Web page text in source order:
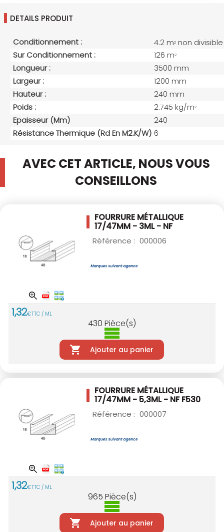
DETAILS PRODUIT
Conditionnement : 4.2 m2 non divisible
Sur Conditionnement :
126 m2
Longueur :
3500 mm
Largeur :
1200 mm
Hauteur :
240 mm
Poids :
2.745 kg/m2
Epaisseur (mm)
240
Résistance Thermique (Rd En M2.K/W) 6
AVEC CET ARTICLE, NOUS VOUS
CONSEILLONS
FOURRURE MÉTALLIQUE
17/47MM - 3ML - NF
Référence : 000006
1,32€TTC / ML
430 Pièce(s)
Ajouter au panier
FOURRURE MÉTALLIQUE
17/47MM - 5,3ML - NFF530
Référence : 000007
1,32€TTC / ML
965 Pièce(s)
Ajouter au panier